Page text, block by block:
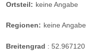
Ortsteil: keine Angabe
Regionen: keine Angabe
Breitengrad : 52.967120